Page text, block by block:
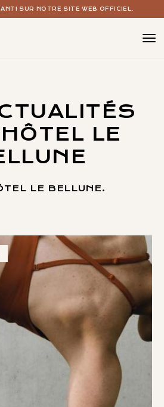
SUR NOTRE SITE WEB OFFICIEL.
PISCINE
LE
LE BELLUNE.